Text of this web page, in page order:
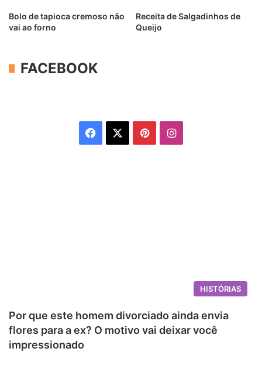
Bolo de tapioca cremoso não
vai ao forno
Receita de Salgadinhos de
Queijo
FACEBOOK
Facebook PinterestInstagram
HISTÓRIAS
Por que este homem divorciado ainda envia
flores para a ex? O motivo vai deixar você
impressionado